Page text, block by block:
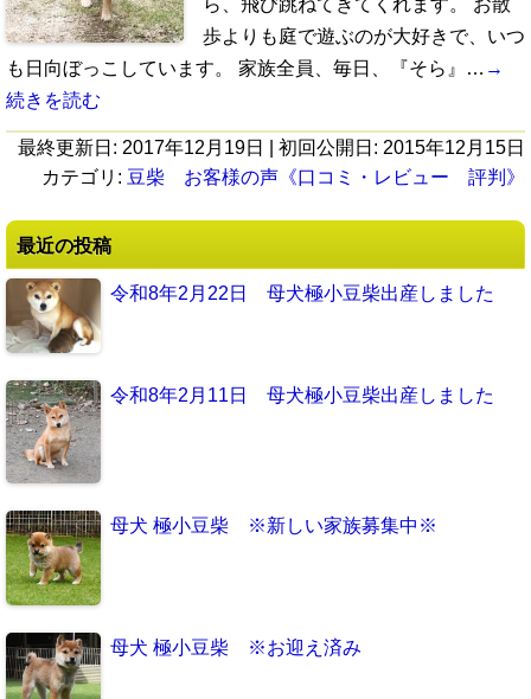
ら、飛び跳ねてきてくれます。 お散
歩よりも庭で遊ぶのが大好きで、いつ
も日向ぼっこしています。 家族全員、毎日、『そら』… →
続きを読む
最終更新日: 2017年12月19日 | 初回公開日: 2015年12月15日
カテゴリ: 豆柴 お客様の声《口コミ・レビュー 評判》
最近の投稿
令和8年2月22日 母犬極小豆柴出産しました
令和8年2月11日 母犬極小豆柴出産しました
母犬 極小豆柴 ※新しい家族募集中※
母犬 極小豆柴 ※お迎え済み